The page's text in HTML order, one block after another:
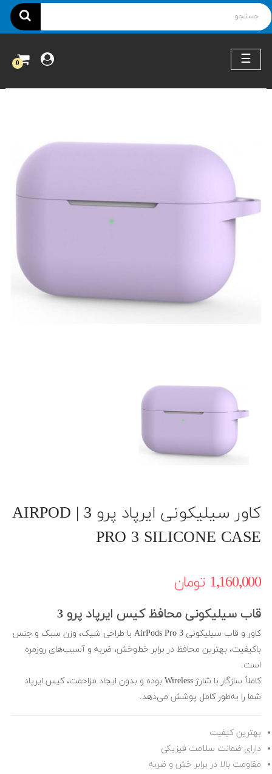
ناوبری
☰
0
کاور سیلیکونی ایرپاد پرو 3 | AIRPOD
PRO 3 SILICONE CASE
1٬160٬000 ‎تومان
قاب سیلیکونی محافظ کیس ایرپاد پرو 3
کاور و قاب سیلیکونی AirPods Pro 3 با طراحی شیک، وزن سبک و جنس
باکیفیت، بهترین محافظ در برابر خط‌وخش، ضربه و آسیب‌های روزمره
است.
کاملاً سازگار با شارژ Wireless بوده و بدون ایجاد مزاحمت، کیس ایرپاد
شما را به‌طور کامل پوشش می‌دهد.
بهترین کیفیت
دارای ضمانت سلامت فیزیکی
مقاومت بالا در برابر خش و ضربه